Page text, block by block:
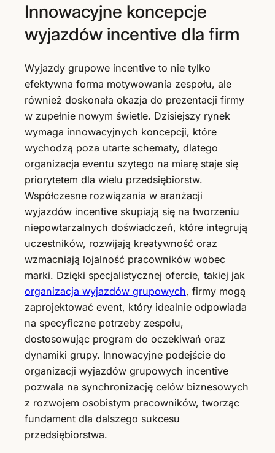
Innowacyjne koncepcje
wyjazdów incentive dla firm
Wyjazdy grupowe incentive to nie tylko
efektywna forma motywowania zespołu, ale
również doskonała okazja do prezentacji firmy
w zupełnie nowym świetle. Dzisiejszy rynek
wymaga innowacyjnych koncepcji, które
wychodzą poza utarte schematy, dlatego
organizacja eventu szytego na miarę staje się
priorytetem dla wielu przedsiębiorstw.
Współczesne rozwiązania w aranżacji
wyjazdów incentive skupiają się na tworzeniu
niepowtarzalnych doświadczeń, które integrują
uczestników, rozwijają kreatywność oraz
wzmacniają lojalność pracowników wobec
marki. Dzięki specjalistycznej ofercie, takiej jak
organizacja wyjazdów grupowych, firmy mogą
zaprojektować event, który idealnie odpowiada
na specyficzne potrzeby zespołu,
dostosowując program do oczekiwań oraz
dynamiki grupy. Innowacyjne podejście do
organizacji wyjazdów grupowych incentive
pozwala na synchronizację celów biznesowych
z rozwojem osobistym pracowników, tworząc
fundament dla dalszego sukcesu
przedsiębiorstwa.